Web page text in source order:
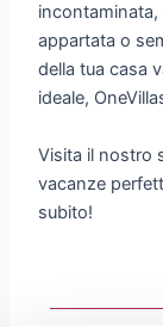
incontaminata,
appartata o
della tua casa
ideale,
Visita il nostro
vacanze
subito!